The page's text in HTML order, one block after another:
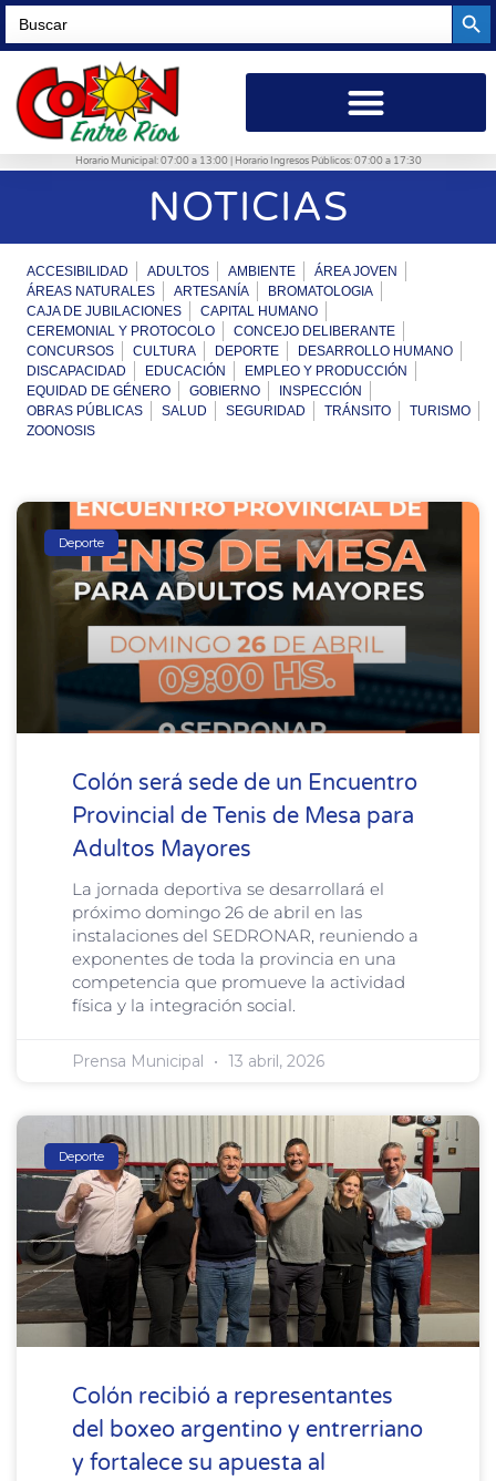
Search
for:
Horario Municipal: 07:00 a 13:00 | Horario Ingresos Públicos: 07:00 a 17:30
NOTICIAS
ACCESIBILIDAD ADULTOS AMBIENTE
ÁREA JOVEN
ÁREAS NATURALES
ARTESANÍA
BROMATOLOGIA
CAJA DE JUBILACIONES
CAPITAL HUMANO
CEREMONIAL Y PROTOCOLO
CONCEJO DELIBERANTE
CONCURSOS
CULTURA DEPORTE
DESARROLLO HUMANO
DISCAPACIDAD
EDUCACIÓN
EMPLEO Y PRODUCCIÓN
EQUIDAD DE GÉNERO
GOBIERNO
INSPECCIÓN
OBRAS PÚBLICAS
SALUD SEGURIDAD TRÁNSITO
TURISMO
ZOONOSIS
Deporte
Colón será sede de un Encuentro
Provincial de Tenis de Mesa para
Adultos Mayores
La jornada deportiva se desarrollará el
próximo domingo 26 de abril en las
instalaciones del SEDRONAR, reuniendo a
exponentes de toda la provincia en una
competencia que promueve la actividad
física y la integración social.
Prensa Municipal 13 abril, 2026
Deporte
Colón recibió a representantes
del boxeo argentino y entrerriano
y fortalece su apuesta al